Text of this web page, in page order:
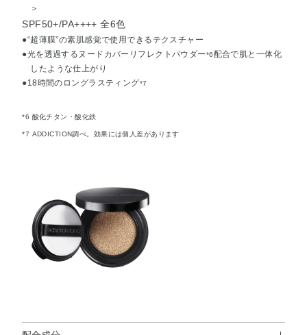
＞
SPF50+/PA++++ 全6色
●“超薄膜”の素肌感覚で使用できるテクスチャー
●光を透過するヌードカバーリフレクトパウダー*6配合で肌と一体化
したような仕上がり
●18時間のロングラスティング*7
*6 酸化チタン・酸化鉄
*7 ADDICTION調べ。効果には個人差があります